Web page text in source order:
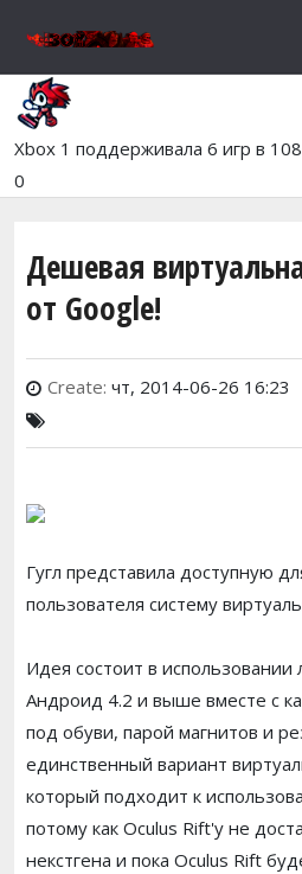
Xbox 1 поддерживала 6 игр в
0
Дешевая
от Google!
Create: чт, 2014-06-26 16:23
Гугл представила доступную
пользователя систему
Идея состоит в
Андроид 4.2 и выше вместе с
под обуви, парой магнитов и
единственный вариант
который подходит к
потому как Oculus Rift'у не
некстгена и пока Oculus Rift